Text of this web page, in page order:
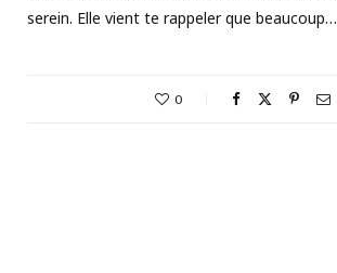
serein. Elle vient te rappeler que beaucoup…
0